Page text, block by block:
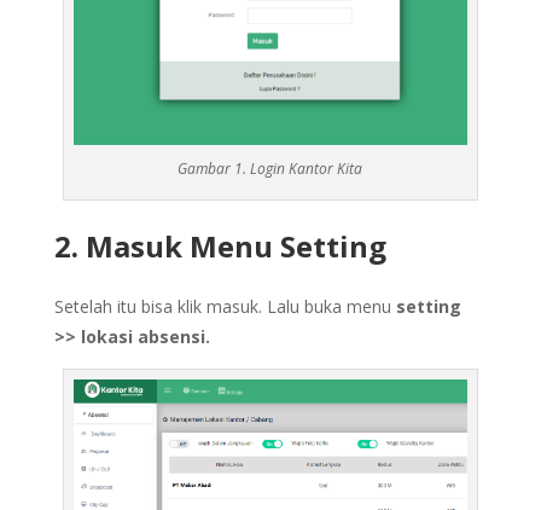
Gambar 1. Login Kantor Kita
2. Masuk Menu Setting
Setelah itu bisa klik masuk. Lalu buka menu setting
>> lokasi absensi.